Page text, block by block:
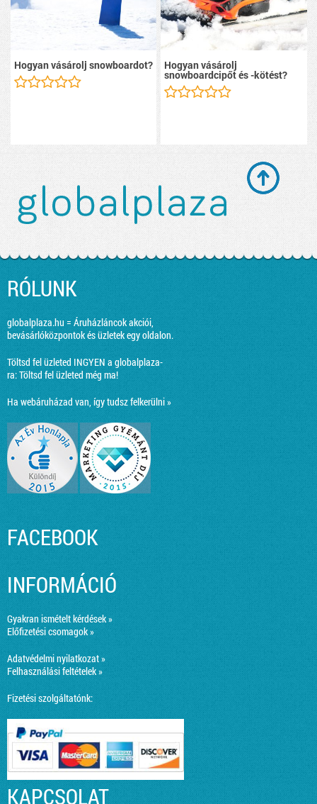
Hogyan vásárolj snowboardot? Hogyan vásárolj
snowboardcipőt és -kötést?
RÓLUNK
globalplaza.hu = Áruházláncok akciói,
bevásárlóközpontok és üzletek egy oldalon.
Töltsd fel üzleted INGYEN a globalplaza-
ra:Töltsd fel üzleted még ma!
Ha webáruházad van, így tudsz felkerülni »
FACEBOOK
INFORMÁCIÓ
Gyakran ismételt kérdések »
Előfizetési csomagok »
Adatvédelmi nyilatkozat »
Felhasználási feltételek »
Fizetési szolgáltatónk:
KAPCSOLAT